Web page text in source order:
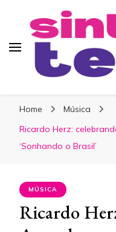
Home
Música
Ricardo Herz:
‘Sonhando o Brasil’
MÚSICA
Ricardo